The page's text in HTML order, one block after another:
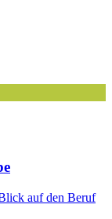
auf den Beruf